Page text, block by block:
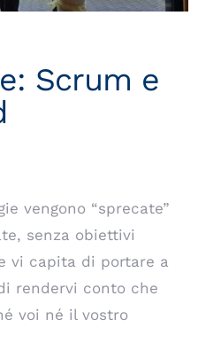
Scrum e
vengono “sprecate”
senza obiettivi
vi capita di portare a
rendervi conto che
voi né il vostro